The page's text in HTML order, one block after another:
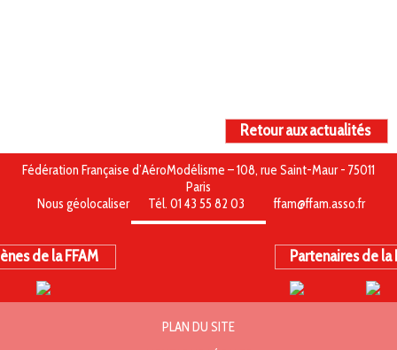
Retour aux actualités
Fédération Française d’AéroModélisme – 108, rue Saint-Maur - 75011
Paris
Nous géolocaliser
Tél. 01 43 55 82 03 ffam@ffam.asso.fr
de la FFAM Partenaires de la
PLAN DU SITE